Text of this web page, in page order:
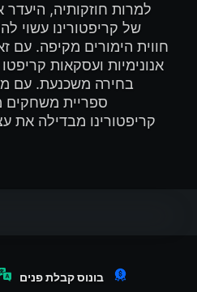
למרות חוזקותיה, היעדר
של קריפטורינו עשוי
חווית הימורים מקיפה. עם
אנונימיות ועסקאות
בחירה משכנעת. עם
ספריית משחקים
קריפטורינו מבדילה את
בונוס קבלת פנים